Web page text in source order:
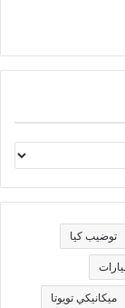
توضيب كيا
ميكانيكي تويوتا